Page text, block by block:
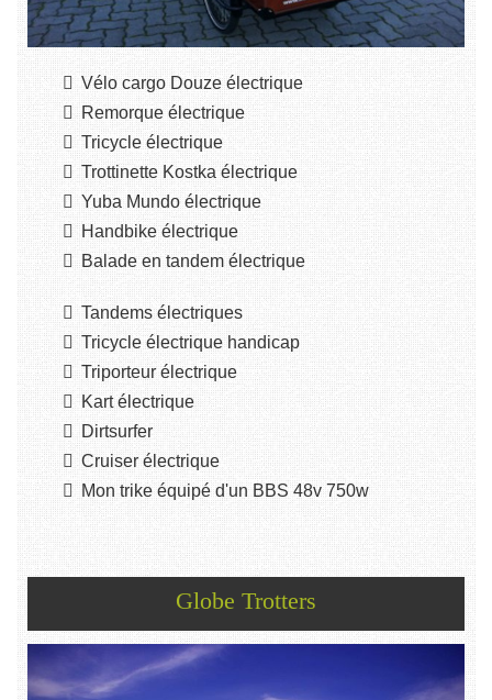
Vélo cargo Douze électrique
Remorque électrique
Tricycle électrique
Trottinette Kostka électrique
Yuba Mundo électrique
Handbike électrique
Balade en tandem électrique
Tandems électriques
Tricycle électrique handicap
Triporteur électrique
Kart électrique
Dirtsurfer
Cruiser électrique
Mon trike équipé d'un BBS 48v 750w
Globe Trotters